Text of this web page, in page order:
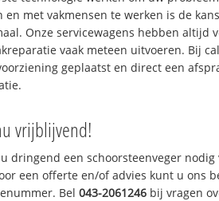
en met vakmensen te werken is de
Onze servicewagens hebben altijd
vaak meteen uitvoeren. Bij
geplaatst en direct een
vrijblijvend!
dringend een schoorsteenveger
een offerte en/of advies kunt u ons
Bel043-2061246 bij vragen